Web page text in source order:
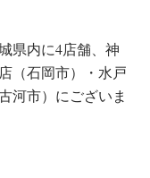
県内に4店舗、神
（石岡市）・水戸
河市）にございま